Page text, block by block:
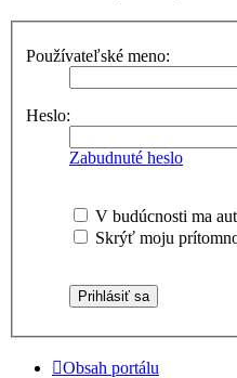
Používateľské meno:
Heslo:
Zabudnuté heslo
V budúcnosti ma
Skrýť moju
Obsah portálu